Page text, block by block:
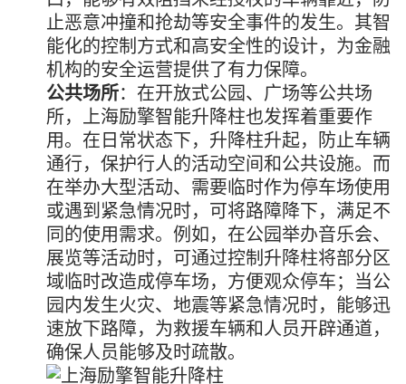
止恶意冲撞和抢劫等安全事件的发生。其智
能化的控制方式和高安全性的设计，为金融
机构的安全运营提供了有力保障。
公共场所：在开放式公园、广场等公共场
所，上海励擎智能升降柱也发挥着重要作
用。在日常状态下，升降柱升起，防止车辆
通行，保护行人的活动空间和公共设施。而
在举办大型活动、需要临时作为停车场使用
或遇到紧急情况时，可将路障降下，满足不
同的使用需求。例如，在公园举办音乐会、
展览等活动时，可通过控制升降柱将部分区
域临时改造成停车场，方便观众停车；当公
园内发生火灾、地震等紧急情况时，能够迅
速放下路障，为救援车辆和人员开辟通道，
确保人员能够及时疏散。